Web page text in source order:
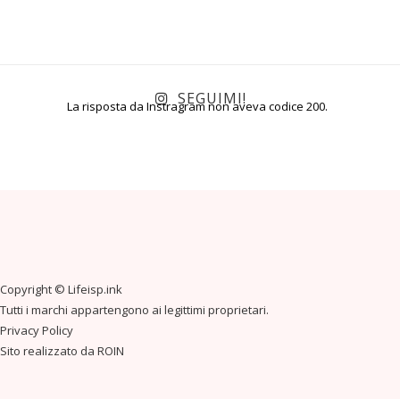
La risposta da Instragram non aveva codice 200.
SEGUIMI!
Copyright © Lifeisp.ink
Tutti i marchi appartengono ai legittimi proprietari.
Privacy Policy
Sito realizzato da ROIN